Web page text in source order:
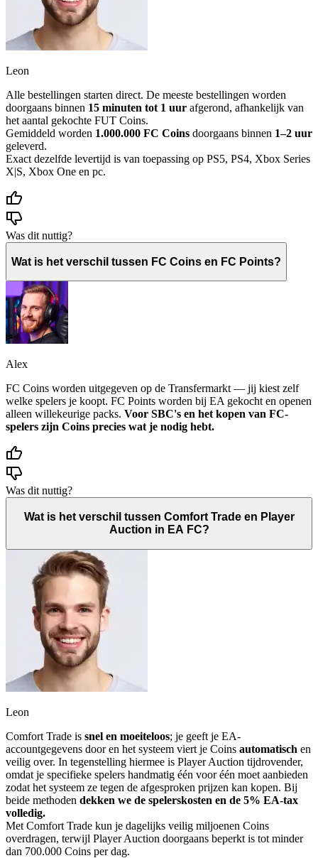
Leon
Alle bestellingen starten direct. De meeste bestellingen worden
doorgaans binnen 15 minuten tot 1 uur afgerond, afhankelijk van
het aantal gekochte FUT Coins.
Gemiddeld worden 1.000.000 FC Coins doorgaans binnen 1–2 uur
geleverd.
Exact dezelfde levertijd is van toepassing op PS5, PS4, Xbox Series
X|S, Xbox One en pc.
Was dit nuttig?
Wat is het verschil tussen FC Coins en FC Points?
Alex
FC Coins worden uitgegeven op de Transfermarkt — jij kiest zelf
welke spelers je koopt. FC Points worden bij EA gekocht en openen
alleen willekeurige packs. Voor SBC's en het kopen van FC-
spelers zijn Coins precies wat je nodig hebt.
Was dit nuttig?
Wat is het verschil tussen Comfort Trade en Player
Auction in EA FC?
Leon
Comfort Trade is snel en moeiteloos; je geeft je EA-
accountgegevens door en het systeem viert je Coins automatisch en
veilig over. In tegenstelling hiermee is Player Auction tijdrovender,
omdat je specifieke spelers handmatig één voor één moet aanbieden
zodat het systeem ze tegen de afgesproken prijzen kan kopen. Bij
beide methoden dekken we de spelerskosten en de 5% EA-tax
volledig.
Met Comfort Trade kun je dagelijks veilig miljoenen Coins
overdragen, terwijl Player Auction doorgaans beperkt is tot minder
dan 700.000 Coins per dag.